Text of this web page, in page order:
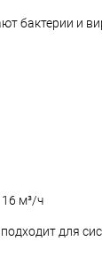
бактерии и
м³/ч
для